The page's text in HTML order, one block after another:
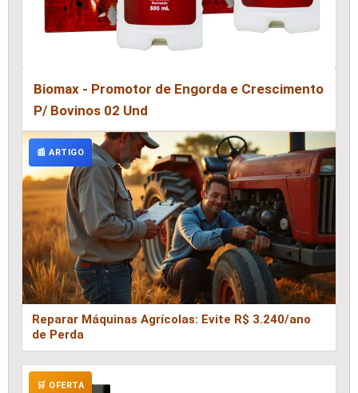
Biomax - Promotor de Engorda e Crescimento
P/ Bovinos 02 Und
📰 ARTIGO
Reparar Máquinas Agrícolas: Evite R$ 3.240/ano
de Perda
🛒 OFERTA